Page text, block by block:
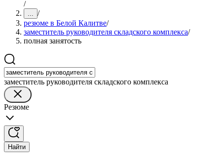
/
... /
резюме в Белой Калитве/
заместитель руководителя складского комплекса/
полная занятость
заместитель руководителя складского комплекса
Резюме
Найти